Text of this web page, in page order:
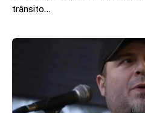
trânsito…